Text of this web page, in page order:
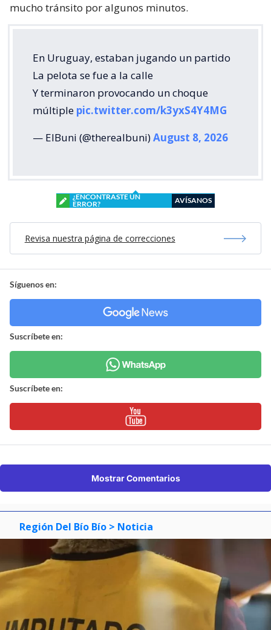
mucho tránsito por algunos minutos.
En Uruguay, estaban jugando un partido
La pelota se fue a la calle
Y terminaron provocando un choque
múltiple pic.twitter.com/k3yxS4Y4MG
— ElBuni (@therealbuni)August 8, 2026
¿ENCONTRASTE UN
ERROR?
AVÍSANOS
Revisa nuestra página de correcciones
Síguenos en:
Suscríbete en:
Suscríbete en:
Mostrar Comentarios
Región Del Bío Bío > Noticia